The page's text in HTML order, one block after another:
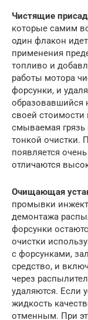
Чистящие
которые самим
один флакон
применения
топливо и
работы мотора
форсунки, и
образовавшийся
своей
смываемая грязь
тонкой очистки.
появляется
отличаются
Очищающая
промывки
демонтажа
форсунки
очистки
с форсунками,
средство, и
через
удаляются. Если
жидкость
отменным. При